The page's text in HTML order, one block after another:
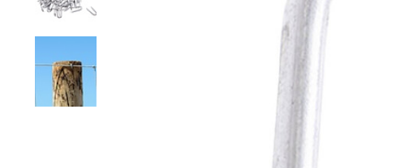
Rete esagonale
Rete ornamentale
Recinzione per lupi